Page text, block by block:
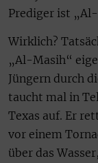
Prediger ist
Wirklich?
„Al-Masih“
Jüngern durch
taucht mal in
Texas auf. Er
vor einem
über das